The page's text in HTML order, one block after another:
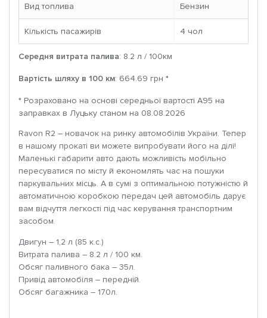
Вид топлива Бензин
Кількість пасажирів 4 чoл
Середня витрата палива: 8.2 л / 100км
Вартість шляху в 100 км: 664.69 грн *
* Розраховано на основі середньої вартості A95 на
заправках в Луцьку станом на 08.08.2026
Ravon R2 – новачок на ринку автомобілів України. Тепер
в нашому прокаті ви можете випробувати його на ділі!
Маленькі габарити авто дають можливість мобільно
пересуватися по місту й економлять час на пошуки
паркувальних місць. А в сумі з оптимальною потужністю й
автоматичною коробкою передач цей автомобіль дарує
вам відчуття легкості під час керування транспортним
засобом.
Двигун – 1,2 л (85 к.с.)
Витрата палива – 8.2 л / 100 км.
Обсяг паливного бака – 35л.
Привід автомобіля – передній.
Обсяг багажника – 170л.